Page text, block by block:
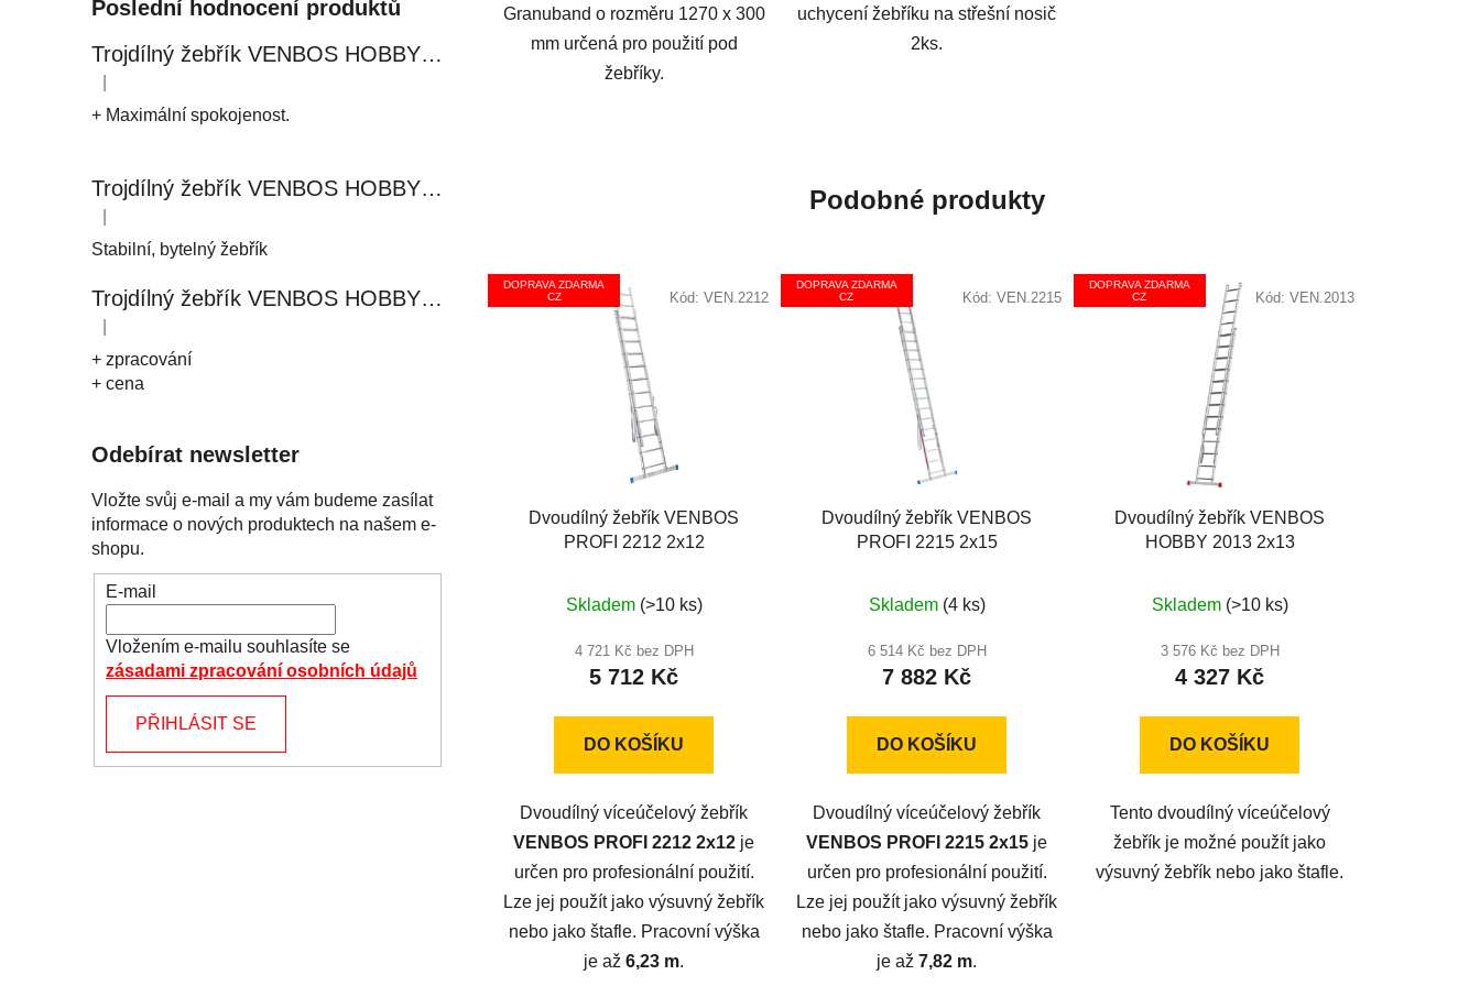
Poslední hodnocení produktů
Trojdílný žebřík VENBOS HOBBY 4409 3x9
Hodnocení produktu je 5 z 5 hvězdiček.
+ Maximální spokojenost.
Trojdílný žebřík VENBOS HOBBY 4411 3x11
Hodnocení produktu je 5 z 5 hvězdiček.
Stabilní, bytelný žebřík
Trojdílný žebřík VENBOS HOBBY 4408 3x8
Hodnocení produktu je 5 z 5 hvězdiček.
+ zpracování
+ cena
Odebírat newsletter
Vložte svůj e-mail a my vám budeme zasílat
informace o nových produktech na našem e-
shopu.
E-mail
Vložením e-mailu souhlasíte se
zásadami zpracování osobních údajů
PŘIHLÁSIT SE
Granuband o rozměru 1270 x 300
mm určená pro použití pod
žebříky.
uchycení žebříku na střešní nosič
2ks.
Podobné produkty
DOPRAVA ZDARMA
CZ
Dvoudílný žebřík VENBOS
PROFI 2212 2x12
Skladem (>10 ks)
4 721 Kč bez DPH
5 712 Kč
DO KOŠÍKU
Dvoudílný víceúčelový žebřík
VENBOS PROFI 2212 2x12 je
určen pro profesionální použití.
Lze jej použít jako výsuvný žebřík
nebo jako štafle. Pracovní výška
je až6,23 m.
Kód: VEN.2212
DOPRAVA ZDARMA
CZ
Dvoudílný žebřík VENBOS
PROFI 2215 2x15
Skladem (4 ks)
6 514 Kč bez DPH
7 882 Kč
DO KOŠÍKU
Dvoudílný víceúčelový žebřík
VENBOS PROFI 2215 2x15 je
určen pro profesionální použití.
Lze jej použít jako výsuvný žebřík
nebo jako štafle. Pracovní výška
je až7,82 m.
Kód: VEN.2215
DOPRAVA ZDARMA
CZ
Dvoudílný žebřík VENBOS
HOBBY 2013 2x13
hodnocení
produktu
je
z
Skladem (>10 ks)
3 576 Kč bez DPH
4 327 Kč
DO KOŠÍKU
Tento dvoudílný víceúčelový
žebřík je možné použít jako
výsuvný žebřík nebo jako štafle.
Kód: VEN.2013